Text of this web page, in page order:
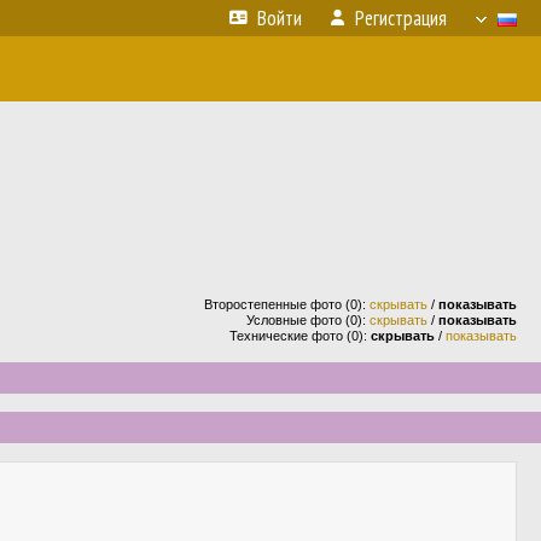
Войти Регистрация
Второстепенные фото (0): скрывать / показывать
Условные фото (0): скрывать / показывать
Технические фото (0): скрывать / показывать